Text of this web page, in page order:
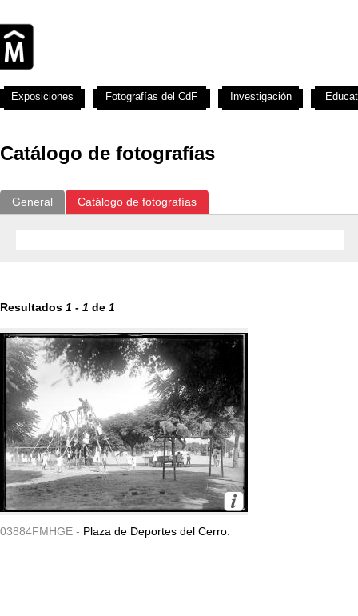
Catálogo de fotografías
General Catálogo de fotografías
Resultados 1 - 1 de 1
03884FMHGE - Plaza de Deportes del Cerro.
Exposiciones Fotografías del CdF Investigación